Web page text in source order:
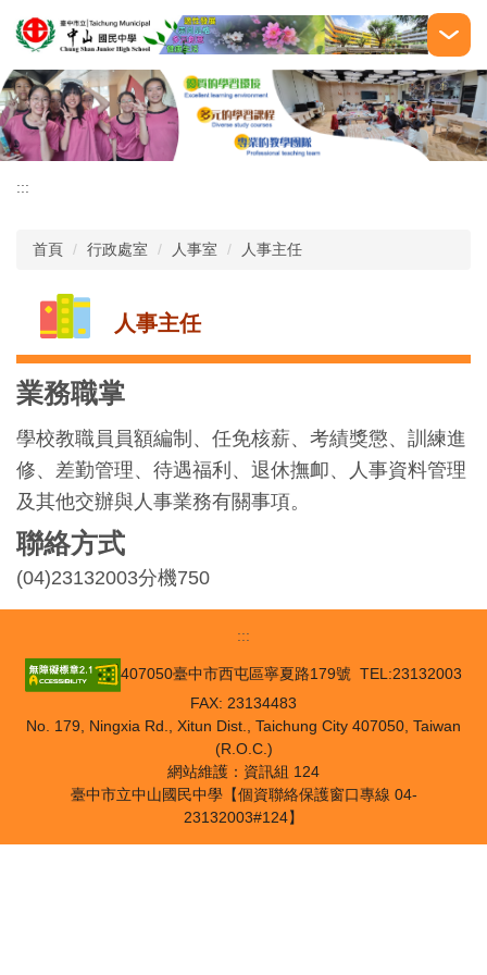
到
要
內
容
區
:::
首頁 行政處室 人事室 人事主任
人事主任
業務職掌
學校教職員員額編制、任免核薪、考績獎懲、訓練進
修、差勤管理、待遇福利、退休撫卹、人事資料管理
及其他交辦與人事業務有關事項。
聯絡方式
(04)23132003分機750
:::
407050臺中市西屯區寧夏路179號 TEL:23132003
FAX: 23134483
No. 179, Ningxia Rd., Xitun Dist., Taichung City 407050, Taiwan
(R.O.C.)
網站維護：資訊組 124
臺中市立中山國民中學【個資聯絡保護窗口專線 04-
23132003#124】